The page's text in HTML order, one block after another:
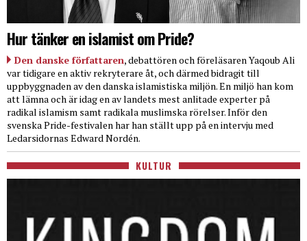
Hur tänker en islamist om Pride?
Den danske författaren, debattören och föreläsaren Yaqoub Ali
var tidigare en aktiv rekryterare åt, och därmed bidragit till
uppbyggnaden av den danska islamistiska miljön. En miljö han kom
att lämna och är idag en av landets mest anlitade experter på
radikal islamism samt radikala muslimska rörelser. Inför den
svenska Pride-festivalen har han ställt upp på en intervju med
Ledarsidornas Edward Nordén.
KULTUR